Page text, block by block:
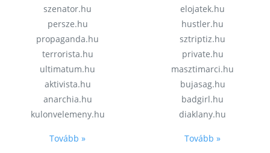
szenator.hu
persze.hu
propaganda.hu
terrorista.hu
ultimatum.hu
aktivista.hu
anarchia.hu
kulonvelemeny.hu
Tovább »
elojatek.hu
hustler.hu
sztriptiz.hu
private.hu
masztimarci.hu
bujasag.hu
badgirl.hu
diaklany.hu
Tovább »